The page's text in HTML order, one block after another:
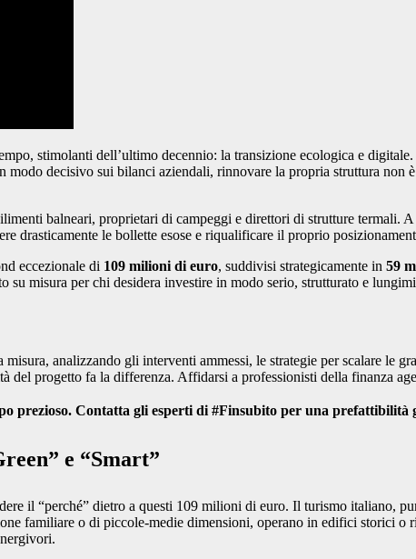
stimolanti dell’ultimo decennio: la transizione ecologica e
decisivo sui bilanci aziendali, rinnovare la propria struttura non
balneari, proprietari di campeggi e direttori di strutture termali.
drasticamente le bollette esose e riqualificare il proprio
eccezionale di 109 milioni di euro, suddivisi strategicamente in 59
su misura per chi desidera investire in modo serio, strutturato e
analizzando gli interventi ammessi, le strategie per scalare le
progetto fa la differenza. Affidarsi a professionisti della finanza
prezioso. Contatta gli esperti di #Finsubito per una prefattibilità
e “Smart”
il “perché” dietro a questi 109 milioni di euro. Il turismo italiano,
familiare o di piccole-medie dimensioni, operano in edifici storici o